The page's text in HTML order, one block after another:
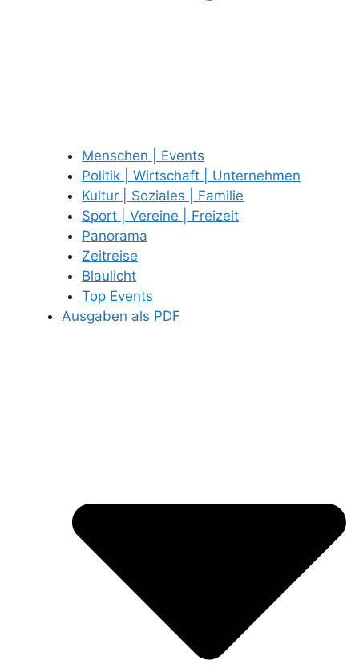
Menschen | Events
Politik | Wirtschaft | Unternehmen
Kultur | Soziales | Familie
Sport | Vereine | Freizeit
Panorama
Zeitreise
Blaulicht
Top Events
Ausgaben als PDF